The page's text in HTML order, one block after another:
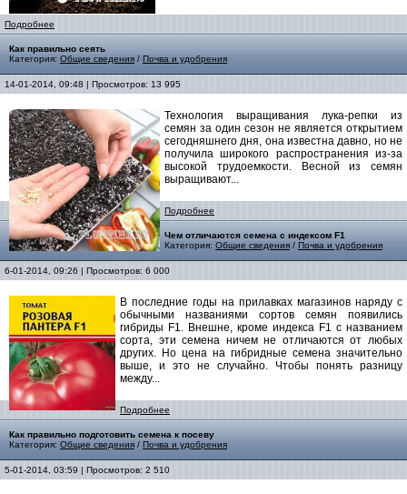
Подробнее
Как правильно сеять
Категория: Общие сведения / Почва и удобрения
14-01-2014, 09:48 | Просмотров: 13 995
Технология выращивания лука-репки из
семян за один сезон не является открытием
сегодняшнего дня, она известна давно, но не
получила широкого распространения из-за
высокой трудоемкости. Весной из семян
выращивают...
Подробнее
Чем отличаются семена с индексом F1
Категория: Общие сведения / Почва и удобрения
6-01-2014, 09:26 | Просмотров: 6 000
В последние годы на прилавках магазинов наряду с
обычными названиями сортов семян появились
гибриды F1. Внешне, кроме индекса F1 с названием
сорта, эти семена ничем не отличаются от любых
других. Но цена на гибридные семена значительно
выше, и это не случайно. Чтобы понять разницу
между...
Подробнее
Как правильно подготовить семена к посеву
Категория: Общие сведения / Почва и удобрения
5-01-2014, 03:59 | Просмотров: 2 510